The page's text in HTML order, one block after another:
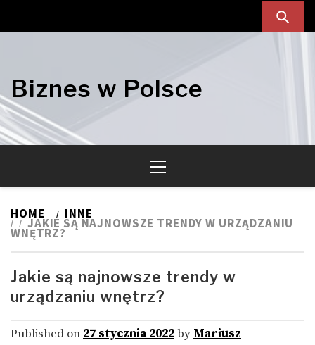
Biznes w Polsce
Menu
HOME INNE
JAKIE SĄ NAJNOWSZE TRENDY W URZĄDZANIU
WNĘTRZ?
Jakie są najnowsze trendy w
urządzaniu wnętrz?
Published on 27 stycznia 2022by Mariusz